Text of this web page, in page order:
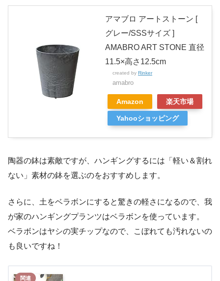
アマブロ アートストーン [
グレー/SSSサイズ ]
AMABRO ART STONE 直径
11.5×高さ12.5cm
created by Rinker
amabro
Amazon 楽天市場
Yahooショッピング
陶器の鉢は素敵ですが、ハンギングするには「軽い＆割れ
ない」素材の鉢を選ぶのをおすすめします。
さらに、土をベラボンにすると驚きの軽さになるので、我
が家のハンギングプランツはベラボンを使っています。
ベラボンはヤシの実チップなので、こぼれても汚れないの
も良いですね！